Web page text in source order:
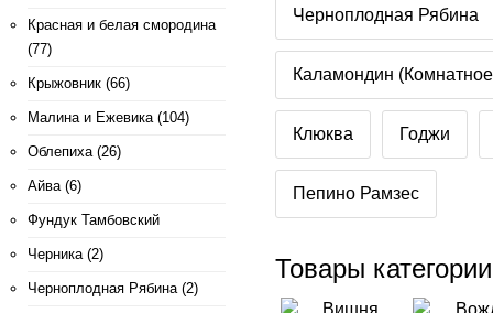
Красная и белая смородина
(77)
Крыжовник (66)
Малина и Ежевика (104)
Облепиха (26)
Айва (6)
Фундук Тамбовский
Черника (2)
Черноплодная Рябина (2)
Черноплодная Рябина
Каламондин
Клюква Годжи
Пепино Рамзес
Товары категории